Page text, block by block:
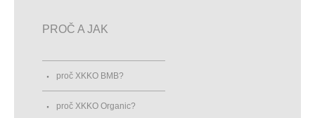
PROČ A JAK
proč XKKO BMB?
proč XKKO Organic?